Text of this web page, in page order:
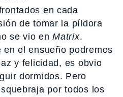
en cada
de tomar la píldora
se vio enMatrix.
el ensueño podremos
y felicidad, es obvio
dormidos. Pero
por todos los